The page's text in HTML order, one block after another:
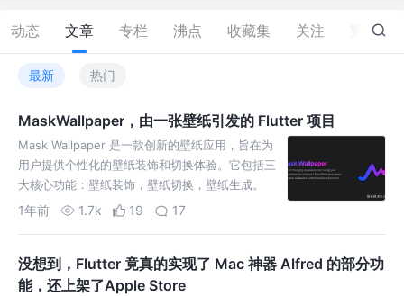
动态 文章 专栏 沸点 收藏集 关注 313
最新 热门
MaskWallpaper，由一张壁纸引发的 Flutter 项目
Mask Wallpaper 是一款创新的壁纸应用，旨在为
用户提供个性化的壁纸装饰和切换体验。它包括三
大核心功能：壁纸装饰，壁纸切换，壁纸生成。
1年前 1.7k 19 17
没想到，Flutter 竟真的实现了 Mac 神器 Alfred 的部分功
能，还上架了Apple Store